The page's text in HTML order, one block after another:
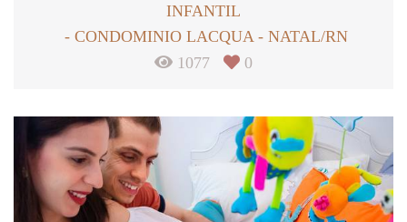
INFANTIL
CONDOMINIO LACQUA - NATAL/RN
1077
0